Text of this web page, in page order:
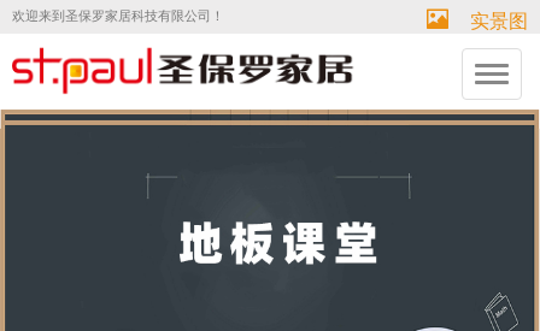
欢迎来到圣保罗家居科技有限公司！ 实景图
切
换
导